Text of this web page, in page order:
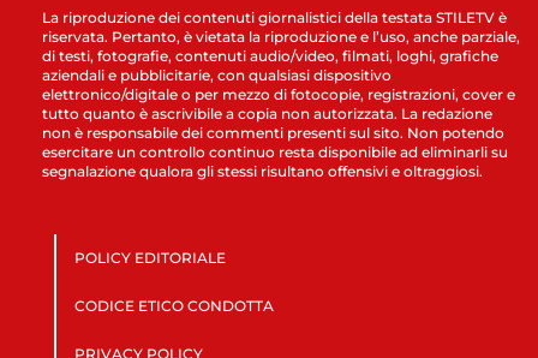
La riproduzione dei contenuti giornalistici della testata STILETV è
riservata. Pertanto, è vietata la riproduzione e l’uso, anche parziale,
di testi, fotografie, contenuti audio/video, filmati, loghi, grafiche
aziendali e pubblicitarie, con qualsiasi dispositivo
elettronico/digitale o per mezzo di fotocopie, registrazioni, cover e
tutto quanto è ascrivibile a copia non autorizzata. La redazione
non è responsabile dei commenti presenti sul sito. Non potendo
esercitare un controllo continuo resta disponibile ad eliminarli su
segnalazione qualora gli stessi risultano offensivi e oltraggiosi.
POLICY EDITORIALE
CODICE ETICO CONDOTTA
PRIVACY POLICY